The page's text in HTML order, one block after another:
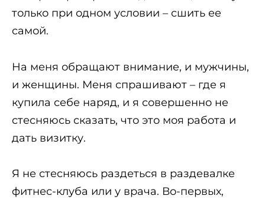
только при одном условии – сшить ее
самой.
На меня обращают внимание, и мужчины,
и женщины. Меня спрашивают – где я
купила себе наряд, и я совершенно не
стесняюсь сказать, что это моя работа и
дать визитку.
Я не стесняюсь раздеться в раздевалке
фитнес-клуба или у врача. Во-первых,